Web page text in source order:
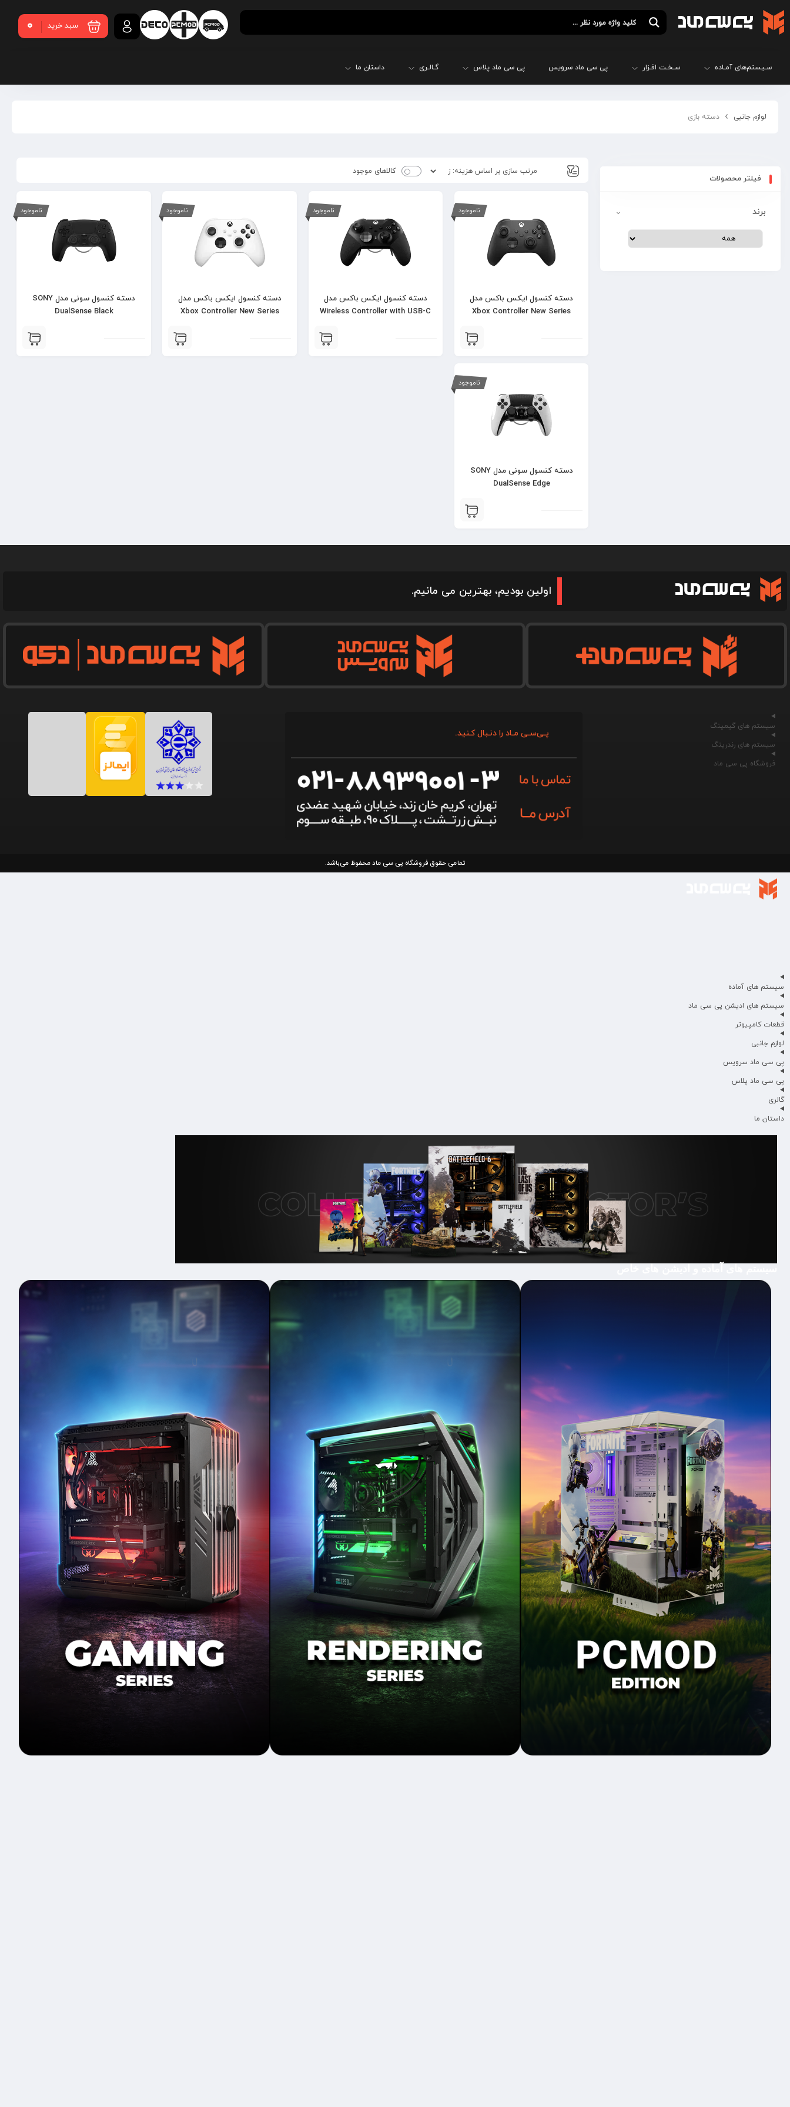
سبد خرید 0
سـیستم‌های آمـاده سـخـت افـزار پی سی ماد سرویس پی سی ماد پلاس گـالـری داستان ما
لوازم جانبی دسته بازی
فیلتر محصولات
برند
کالاهای موجود
ناموجود
دسته کنسول ایکس باکس مدل
Xbox Controller New Series
ناموجود
دسته کنسول ایکس باکس مدل
Wireless Controller with USB-C
ناموجود
دسته کنسول ایکس باکس مدل
Xbox Controller New Series
ناموجود
دسته کنسول سونی مدل SONY
DualSense Black
ناموجود
دسته کنسول سونی مدل SONY
DualSense Edge
اولین بودیم، بهترین می مانیم.
سیستم های گیمینگ
سیستم های رندرینگ
فروشگاه پی سی ماد
پـی‌سـی مـاد را دنـبال کـنید.
تمامی حقوق فروشگاه پی سی ماد محفوظ می‌باشد.
سیستم های آماده
سیستم های ادیشن پی سی ماد
قطعات کامپیوتر
لوازم جانبی
پی سی ماد سرویس
پی سی ماد پلاس
گالری
داستان ما